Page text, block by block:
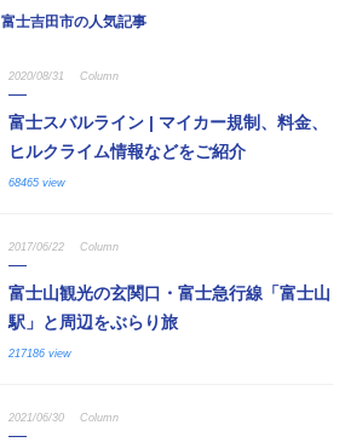
富士吉田市の人気記事
2020/08/31 Column
富士スバルライン | マイカー規制、料金、
ヒルクライム情報などをご紹介
68465 view
2017/06/22 Column
富士山観光の玄関口・富士急行線「富士山
駅」と周辺をぶらり旅
217186 view
2021/06/30 Column